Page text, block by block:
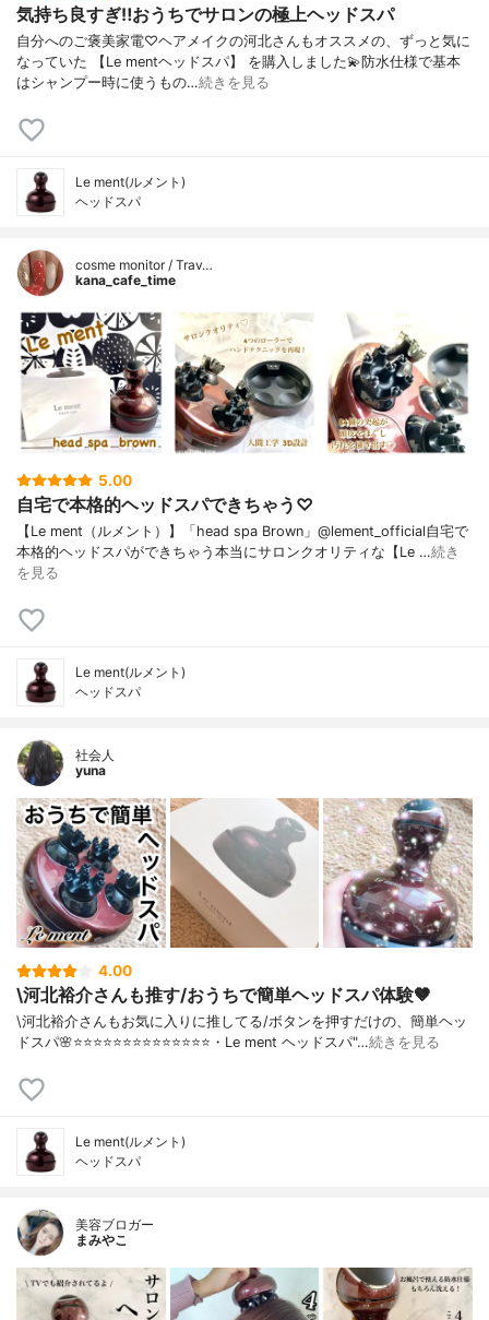
気持ち良すぎ‼︎おうちでサロンの極上ヘッドスパ
自分へのご褒美家電♡ヘアメイクの河北さんもオススメの、ずっと気に
なっていた 【Le mentヘッドスパ】 を購入しました💫防水仕様で基本
はシャンプー時に使うもの…続きを見る
Le ment(ルメント)
ヘッドスパ
cosme monitor / Trav…
kana_cafe_time
5.00
自宅で本格的ヘッドスパできちゃう♡
【Le ment（ルメント）】「head spa Brown」@lement_official自宅で
本格的ヘッドスパができちゃう本当にサロンクオリティな【Le …続き
を見る
Le ment(ルメント)
ヘッドスパ
社会人
yuna
4.00
\河北裕介さんも推す/おうちで簡単ヘッドスパ体験🤎
\河北裕介さんもお気に入りに推してる/ボタンを押すだけの、簡単ヘッ
ドスパ🌸⭐️⭐️⭐️⭐️⭐️⭐️⭐️⭐️⭐️⭐️⭐️⭐️⭐️⭐️・Le ment ヘッドスパ"…続きを見る
Le ment(ルメント)
ヘッドスパ
美容ブロガー
まみやこ